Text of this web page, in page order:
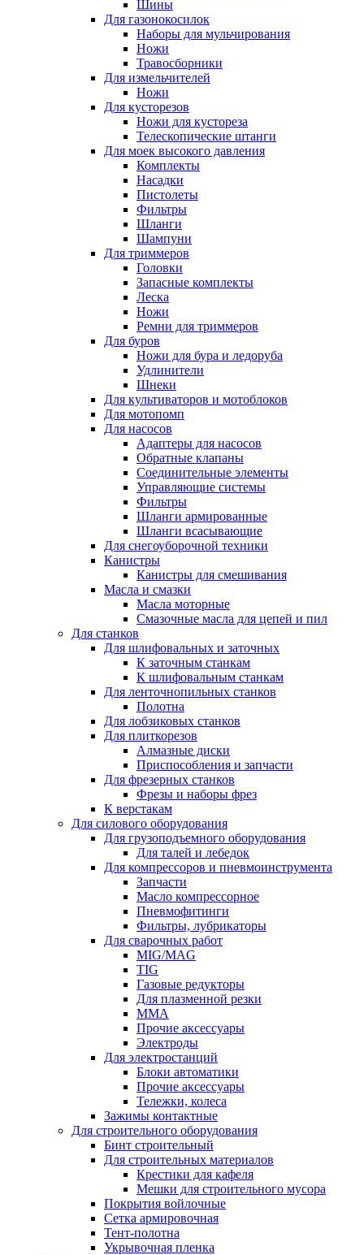
Шины
Для газонокосилок
Наборы для мульчирования
Ножи
Травосборники
Для измельчителей
Ножи
Для кусторезов
Ножи для кустореза
Телескопические штанги
Для моек высокого давления
Комплекты
Насадки
Пистолеты
Фильтры
Шланги
Шампуни
Для триммеров
Головки
Запасные комплекты
Леска
Ножи
Ремни для триммеров
Для буров
Ножи для бура и ледоруба
Удлинители
Шнеки
Для культиваторов и мотоблоков
Для мотопомп
Для насосов
Адаптеры для насосов
Обратные клапаны
Соединительные элементы
Управляющие системы
Фильтры
Шланги армированные
Шланги всасывающие
Для снегоуборочной техники
Канистры
Канистры для смешивания
Масла и смазки
Масла моторные
Смазочные масла для цепей и пил
Для станков
Для шлифовальных и заточных
К заточным станкам
К шлифовальным станкам
Для ленточнопильных станков
Полотна
Для лобзиковых станков
Для плиткорезов
Алмазные диски
Приспособления и запчасти
Для фрезерных станков
Фрезы и наборы фрез
К верстакам
Для силового оборудования
Для грузоподъемного оборудования
Для талей и лебедок
Для компрессоров и пневмоинструмента
Запчасти
Масло компрессорное
Пневмофитинги
Фильтры, лубрикаторы
Для сварочных работ
MIG/MAG
TIG
Газовые редукторы
Для плазменной резки
ММА
Прочие аксессуары
Электроды
Для электростанций
Блоки автоматики
Прочие аксессуары
Тележки, колеса
Зажимы контактные
Для строительного оборудования
Бинт строительный
Для строительных материалов
Крестики для кафеля
Мешки для строительного мусора
Покрытия войлочные
Сетка армировочная
Тент-полотна
Укрывочная пленка